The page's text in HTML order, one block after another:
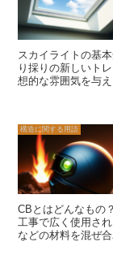
スカイライトの基本知識 スカイライトは、最近注目を
り採りの新しいト
想的な雰囲気を与
スカイライトは、
にも設置することができます。 スカイ
があります。一つ
た窓やパネルで、
れることができま
は、手動または自
スカイライトの設
場所を選ぶ際には
す。また、スカイ
構造に関する用語
CBとはどんなもの？ コンクリートブロック（CB）は、建築や土木
工事で広く使用さ
などの材料を混ぜ